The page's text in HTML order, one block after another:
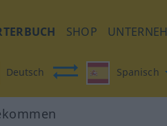
SHOP
Deutsch Spanisch